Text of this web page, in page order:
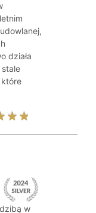
działa
w